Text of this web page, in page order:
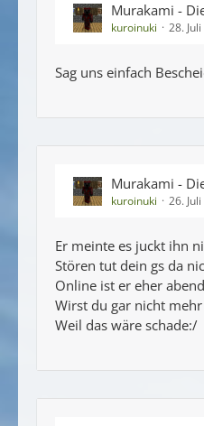
Murakami -
kuroinuki 28.
Sag uns einfach
Murakami -
kuroinuki 26.
Er meinte es juckt ihn
Stören tut dein gs da
Online ist er eher
Wirst du gar nicht
Weil das wäre schade:/